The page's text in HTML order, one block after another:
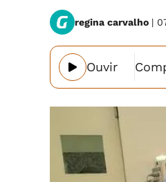
regina carvalho |
Ouvir